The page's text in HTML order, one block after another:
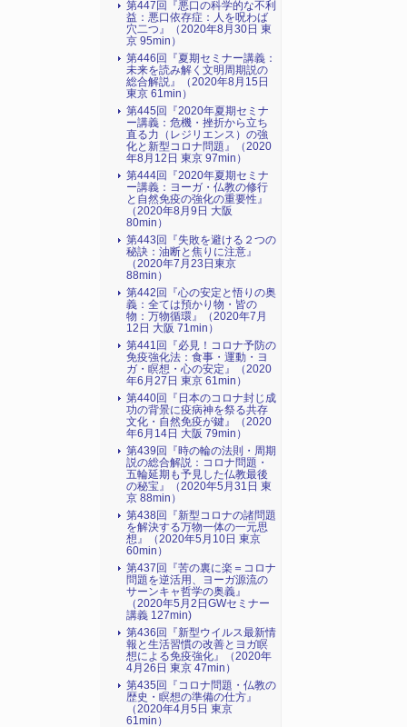
第447回『悪口の科学的な不利
益：悪口依存症：人を呪わば
穴二つ』（2020年8月30日 東
京 95min）
第446回『夏期セミナー講義：
未来を読み解く文明周期説の
総合解説』（2020年8月15日
東京 61min）
第445回『2020年夏期セミナ
ー講義：危機・挫折から立ち
直る力（レジリエンス）の強
化と新型コロナ問題』（2020
年8月12日 東京 97min）
第444回『2020年夏期セミナ
ー講義：ヨーガ・仏教の修行
と自然免疫の強化の重要性』
（2020年8月9日 大阪
80min）
第443回『失敗を避ける２つの
秘訣：油断と焦りに注意』
（2020年7月23日東京
88min）
第442回『心の安定と悟りの奥
義：全ては預かり物・皆の
物：万物循環』（2020年7月
12日 大阪 71min）
第441回『必見！コロナ予防の
免疫強化法：食事・運動・ヨ
ガ・瞑想・心の安定』（2020
年6月27日 東京 61min）
第440回『日本のコロナ封じ成
功の背景に疫病神を祭る共存
文化・自然免疫が鍵』（2020
年6月14日 大阪 79min）
第439回『時の輪の法則・周期
説の総合解説：コロナ問題・
五輪延期も予見した仏教最後
の秘宝』（2020年5月31日 東
京 88min）
第438回『新型コロナの諸問題
を解決する万物一体の一元思
想』（2020年5月10日 東京
60min）
第437回『苦の裏に楽＝コロナ
問題を逆活用、ヨーガ源流の
サーンキャ哲学の奥義』
（2020年5月2日GWセミナー
講義 127min)
第436回『新型ウイルス最新情
報と生活習慣の改善とヨガ瞑
想による免疫強化』（2020年
4月26日 東京 47min）
第435回『コロナ問題・仏教の
歴史・瞑想の準備の仕方』
（2020年4月5日 東京
61min）